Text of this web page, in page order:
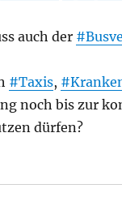
auch der
#Taxis,
noch bis zur
dürfen?
Sperrung